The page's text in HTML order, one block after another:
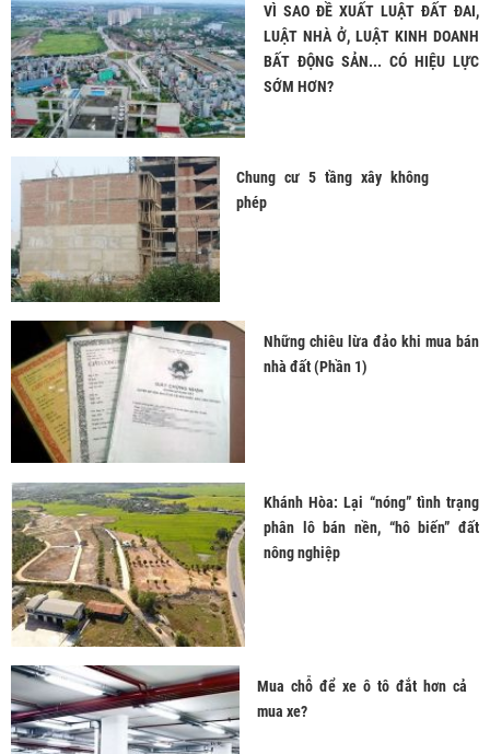
VÌ SAO ĐỀ XUẤT LUẬT ĐẤT ĐAI,
LUẬT NHÀ Ở, LUẬT KINH DOANH
BẤT ĐỘNG SẢN... CÓ HIỆU LỰC
SỚM HƠN?
Chung cư 5 tầng xây không
phép
Những chiêu lừa đảo khi mua bán
nhà đất (Phần 1)
Khánh Hòa: Lại “nóng” tình trạng
phân lô bán nền, “hô biến” đất
nông nghiệp
Mua chỗ để xe ô tô đắt hơn cả
mua xe?